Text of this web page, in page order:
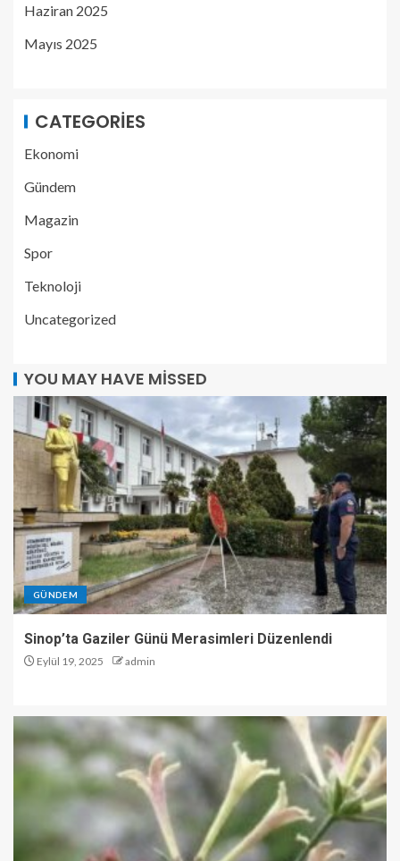
Haziran 2025
Mayıs 2025
CATEGORIES
Ekonomi
Gündem
Magazin
Spor
Teknoloji
Uncategorized
YOU MAY HAVE MISSED
GÜNDEM
Sinop’ta Gaziler Günü Merasimleri Düzenlendi
Eylül 19, 2025 admin